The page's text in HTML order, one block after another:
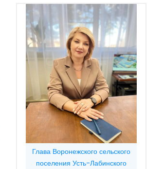
Глава Воронежского сельского
поселения Усть-Лабинского